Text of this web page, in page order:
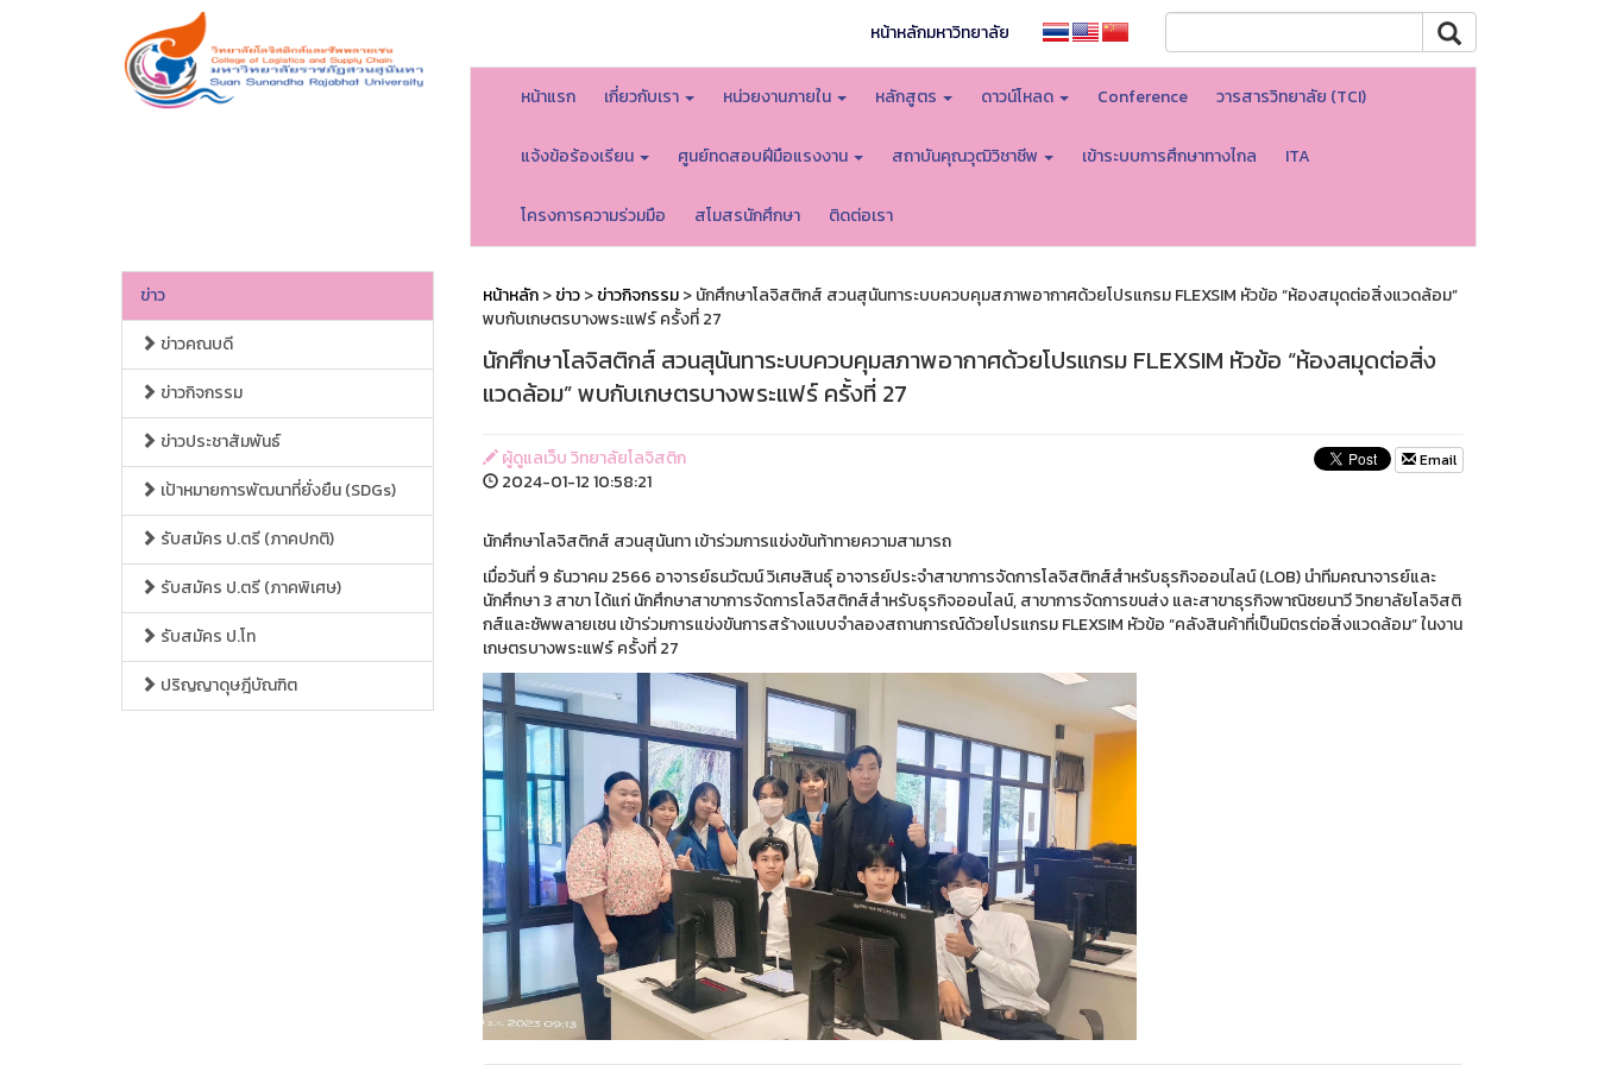
หน้าหลักมหาวิทยาลัย
หน้าแรก เกี่ยวกับเรา หน่วยงานภายใน หลักสูตร ดาวน์โหลด Conference วารสารวิทยาลัย (TCI)
แจ้งข้อร้องเรียน ศูนย์ทดสอบฝีมือแรงงาน สถาบันคุณวุฒิวิชาชีพ เข้าระบบการศึกษาทางไกล ITA
โครงการความร่วมมือ สโมสรนักศึกษา ติดต่อเรา
ข่าว
ข่าวคณบดี
ข่าวกิจกรรม
ข่าวประชาสัมพันธ์
เป้าหมายการพัฒนาที่ยั่งยืน (SDGs)
รับสมัคร ป.ตรี (ภาคปกติ)
รับสมัคร ป.ตรี (ภาคพิเศษ)
รับสมัคร ป.โท
ปริญญาดุษฎีบัณฑิต
หน้าหลัก>ข่าว>ข่าวกิจกรรม> นักศึกษาโลจิสติกส์ สวนสุนันทาระบบควบคุมสภาพอากาศด้วยโปรแกรม FLEXSIM หัวข้อ “ห้องสมุดต่อสิ่งแวดล้อม”
พบกับเกษตรบางพระแฟร์ ครั้งที่ 27
นักศึกษาโลจิสติกส์ สวนสุนันทาระบบควบคุมสภาพอากาศด้วยโปรแกรม FLEXSIM หัวข้อ “ห้องสมุดต่อสิ่ง
แวดล้อม” พบกับเกษตรบางพระแฟร์ ครั้งที่ 27
ผู้ดูแลเว็บ วิทยาลัยโลจิสติก
2024-01-12 10:58:21
Email
นักศึกษาโลจิสติกส์ สวนสุนันทา เข้าร่วมการแข่งขันท้าทายความสามารถ
เมื่อวันที่ 9 ธันวาคม 2566 อาจารย์ธนวัฒน์ วิเศษสินธุ์ อาจารย์ประจำสาขาการจัดการโลจิสติกส์สำหรับธุรกิจออนไลน์ (LOB) นำทีมคณาจารย์และ
นักศึกษา 3 สาขา ได้แก่ นักศึกษาสาขาการจัดการโลจิสติกส์สำหรับธุรกิจออนไลน์, สาขาการจัดการขนส่ง และสาขาธุรกิจพาณิชยนาวี วิทยาลัยโลจิสติ
กส์และซัพพลายเชน เข้าร่วมการแข่งขันการสร้างแบบจำลองสถานการณ์ด้วยโปรแกรม FLEXSIM หัวข้อ “คลังสินค้าที่เป็นมิตรต่อสิ่งแวดล้อม” ในงาน
เกษตรบางพระแฟร์ ครั้งที่ 27